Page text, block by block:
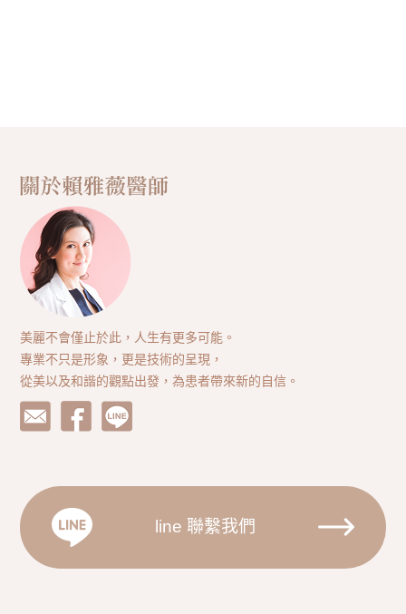
美麗不會僅止於此，人生有更多可能。
專業不只是形象，更是技術的呈現，
從美以及和諧的觀點出發，為患者帶來新的自信。
line 聯繫我們